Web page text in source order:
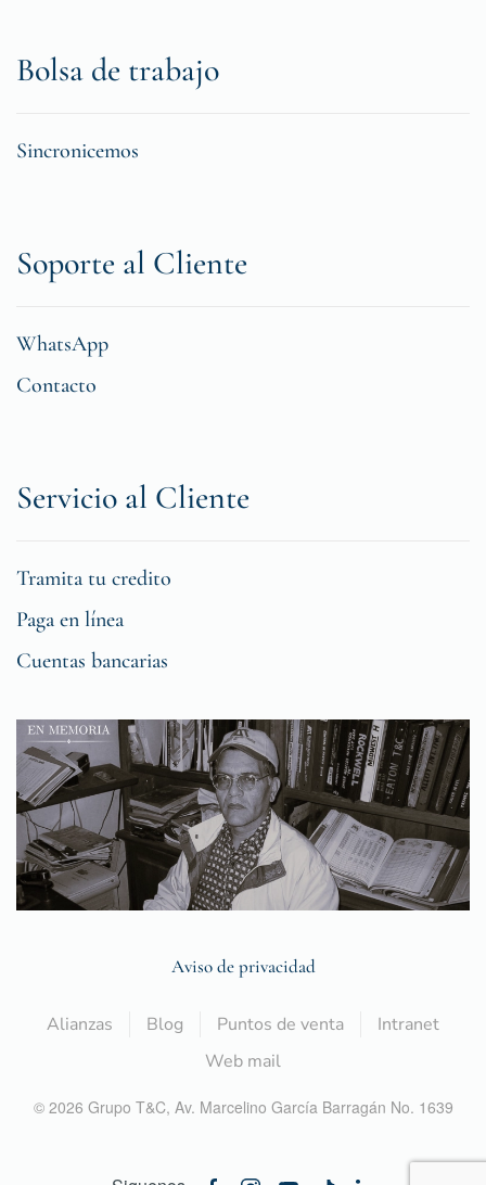
Bolsa de trabajo
Sincronicemos
Soporte al Cliente
WhatsApp
Contacto
Servicio al Cliente
Tramita tu credito
Paga en línea
Cuentas bancarias
Aviso de privacidad
Alianzas Blog Puntos de venta
Intranet
Web mail
© 2026 Grupo T&C, Av. Marcelino García Barragán No. 1639